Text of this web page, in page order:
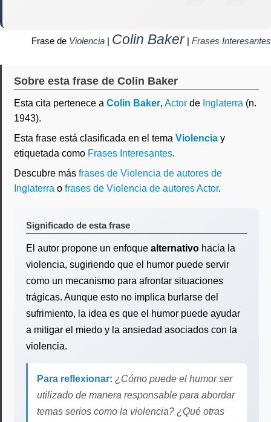
Frase de Violencia | Colin Baker| Frases Interesantes
Sobre esta frase de Colin Baker
Esta cita pertenece a Colin Baker, Actor de Inglaterra (n.
1943).
Esta frase está clasificada en el tema Violencia y
etiquetada como Frases Interesantes.
Descubre más frases de Violencia de autores de
Inglaterra o frases de Violencia de autores Actor.
Significado de esta frase
El autor propone un enfoque alternativo hacia la
violencia, sugiriendo que el humor puede servir
como un mecanismo para afrontar situaciones
trágicas. Aunque esto no implica burlarse del
sufrimiento, la idea es que el humor puede ayudar
a mitigar el miedo y la ansiedad asociados con la
violencia.
Para reflexionar: ¿Cómo puede el humor ser
utilizado de manera responsable para abordar
temas serios como la violencia? ¿Qué otras